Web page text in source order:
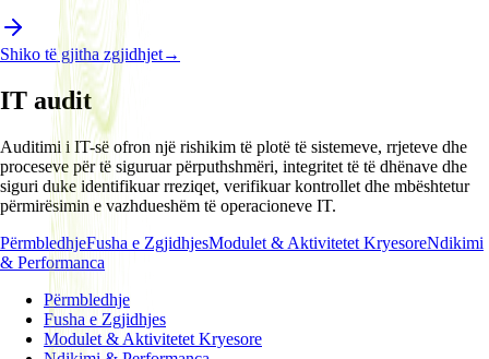
Shiko të gjitha zgjidhjet→
IT audit
Auditimi i IT-së ofron një rishikim të plotë të sistemeve, rrjeteve dhe
proceseve për të siguruar përputhshmëri, integritet të të dhënave dhe
siguri duke identifikuar rreziqet, verifikuar kontrollet dhe mbështetur
përmirësimin e vazhdueshëm të operacioneve IT.
PërmbledhjeFusha e ZgjidhjesModulet & Aktivitetet KryesoreNdikimi
& Performanca
Përmbledhje
Fusha e Zgjidhjes
Modulet & Aktivitetet Kryesore